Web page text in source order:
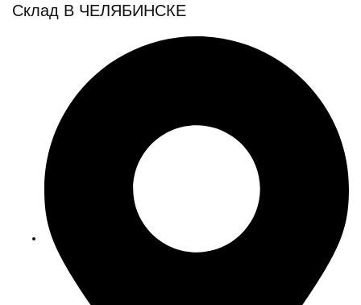
Склад В ЧЕЛЯБИНСКЕ